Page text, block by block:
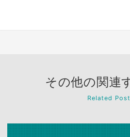
その他の関連
Related Post